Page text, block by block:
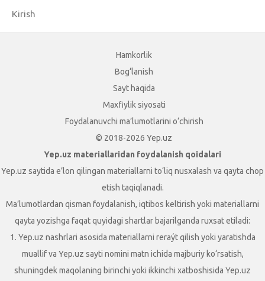
Kirish
Hamkorlik
Bog‘lanish
Sayt haqida
Maxfiylik siyosati
Foydalanuvchi ma’lumotlarini o‘chirish
© 2018-2026 Yep.uz
Yep.uz materiallaridan foydalanish qoidalari
Yep.uz saytida e’lon qilingan materiallarni to‘liq nusxalash va qayta chop
etish taqiqlanadi.
Ma’lumotlardan qisman foydalanish, iqtibos keltirish yoki materiallarni
qayta yozishga faqat quyidagi shartlar bajarilganda ruxsat etiladi:
1. Yep.uz nashrlari asosida materiallarni reraýt qilish yoki yaratishda
muallif va Yep.uz sayti nomini matn ichida majburiy ko‘rsatish,
shuningdek maqolaning birinchi yoki ikkinchi xatboshisida Yep.uz